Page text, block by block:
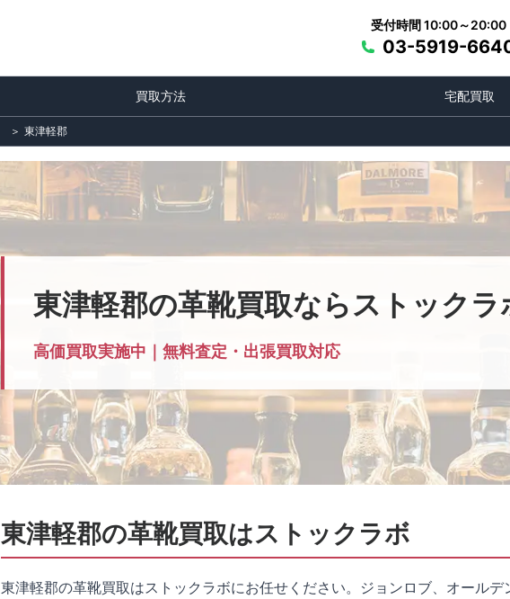
受付時間 10:00～20:00
03-5919-
買取方法 宅配買取
＞ 東津軽郡
東津軽郡の革靴買取ならストックラ
高価買取実施中｜無料査定・出張買取対応
東津軽郡の革靴買取はストックラボ
東津軽郡の革靴買取はストックラボにお任せください。ジョンロブ、オール